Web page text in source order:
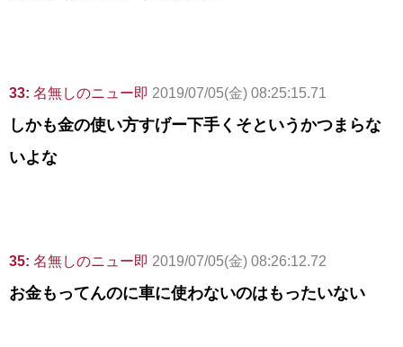
33: 名無しのニュー即 2019/07/05(金) 08:25:15.71
しかも金の使い方すげー下手くそというかつまらな
いよな
35: 名無しのニュー即 2019/07/05(金) 08:26:12.72
お金もってんのに車に使わないのはもったいない